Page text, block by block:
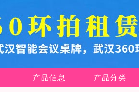
产品信息 产品分类